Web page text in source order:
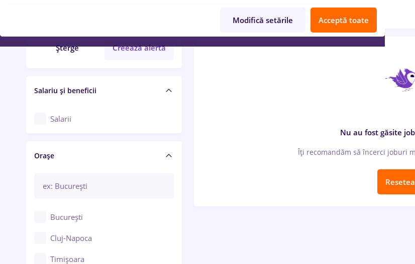
Șterge Creează alertă
Salariu și beneficii
Salarii
Orașe
București
Cluj-Napoca
Timișoara
Nu au fost găsite
Îți recomandăm să încerci joburi
Modifică setările Acceptă toate